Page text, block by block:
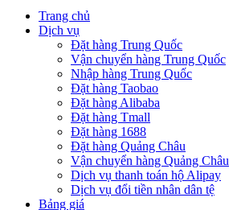
Trang chủ
Dịch vụ
Đặt hàng Trung Quốc
Vận chuyển hàng Trung Quốc
Nhập hàng Trung Quốc
Đặt hàng Taobao
Đặt hàng Alibaba
Đặt hàng Tmall
Đặt hàng 1688
Đặt hàng Quảng Châu
Vận chuyển hàng Quảng Châu
Dịch vụ thanh toán hộ Alipay
Dịch vụ đổi tiền nhân dân tệ
Bảng giá